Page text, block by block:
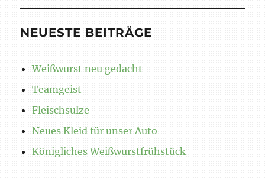
NEUESTE BEITRÄGE
Weißwurst neu gedacht
Teamgeist
Fleischsulze
Neues Kleid für unser Auto
Königliches Weißwurstfrühstück